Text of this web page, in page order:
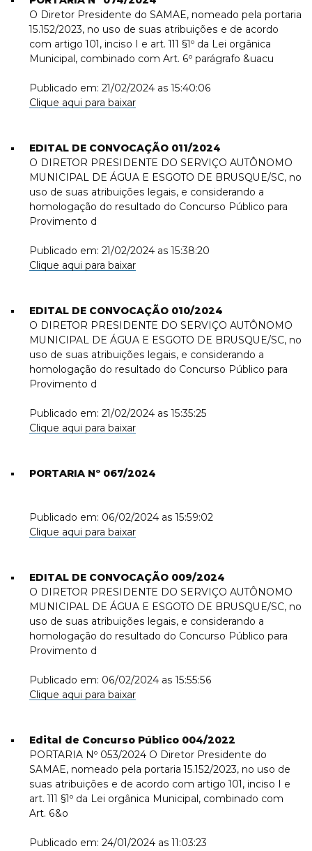
O Diretor Presidente do SAMAE, nomeado pela portaria
15.152/2023, no uso de suas atribuições e de acordo
com artigo 101, inciso I e art. 111 §1º da Lei orgânica
Municipal, combinado com Art. 6º parágrafo &uacu
Publicado em: 21/02/2024 as 15:40:06
Clique aqui para baixar
EDITAL DE CONVOCAÇÃO 011/2024
O DIRETOR PRESIDENTE DO SERVIÇO AUTÔNOMO
MUNICIPAL DE ÁGUA E ESGOTO DE BRUSQUE/SC, no
uso de suas atribuições legais, e considerando a
homologação do resultado do Concurso Público para
Provimento d
Publicado em: 21/02/2024 as 15:38:20
Clique aqui para baixar
EDITAL DE CONVOCAÇÃO 010/2024
O DIRETOR PRESIDENTE DO SERVIÇO AUTÔNOMO
MUNICIPAL DE ÁGUA E ESGOTO DE BRUSQUE/SC, no
uso de suas atribuições legais, e considerando a
homologação do resultado do Concurso Público para
Provimento d
Publicado em: 21/02/2024 as 15:35:25
Clique aqui para baixar
PORTARIA Nº 067/2024
Publicado em: 06/02/2024 as 15:59:02
Clique aqui para baixar
EDITAL DE CONVOCAÇÃO 009/2024
O DIRETOR PRESIDENTE DO SERVIÇO AUTÔNOMO
MUNICIPAL DE ÁGUA E ESGOTO DE BRUSQUE/SC, no
uso de suas atribuições legais, e considerando a
homologação do resultado do Concurso Público para
Provimento d
Publicado em: 06/02/2024 as 15:55:56
Clique aqui para baixar
Edital de Concurso Público 004/2022
PORTARIA Nº 053/2024 O Diretor Presidente do
SAMAE, nomeado pela portaria 15.152/2023, no uso de
suas atribuições e de acordo com artigo 101, inciso I e
art. 111 §1º da Lei orgânica Municipal, combinado com
Art. 6&o
Publicado em: 24/01/2024 as 11:03:23